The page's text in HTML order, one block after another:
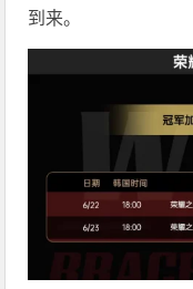
到来。